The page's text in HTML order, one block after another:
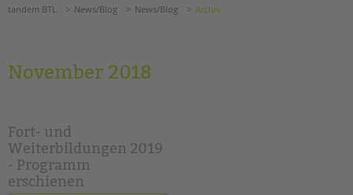
Förderzentren
Kollegs
EFöB
Schulbezogene Sozialarbeit
tandem BTL News/Blog News/Blog Archiv
November 2018
Fort- und
Weiterbildungen 2019
- Programm
erschienen